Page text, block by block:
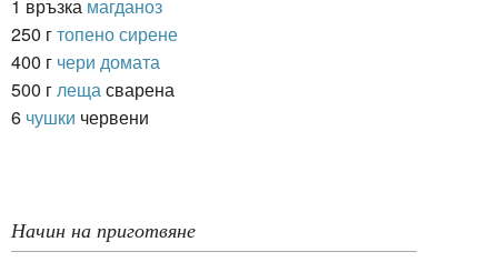
1 връзка магданоз
250 гтопено сирене
400 г чери домата
500 г леща сварена
6 чушки червени
Начин на приготвяне